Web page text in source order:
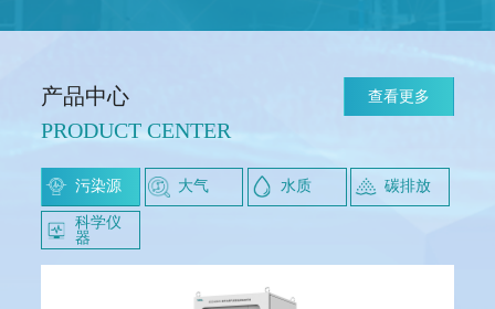
产品中心 查看更多
PRODUCT CENTER
污染源 大气 水质 碳排放
科学仪
器